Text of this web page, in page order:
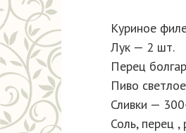
Куриное
Лук — 2 шт.
Перец
Пиво
Сливки —
Соль, перец ,